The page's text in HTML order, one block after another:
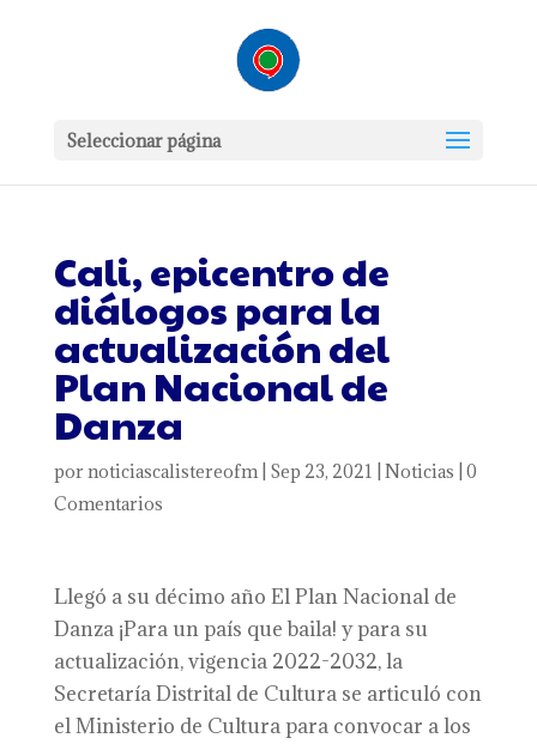
Seleccionar página
Cali, epicentro de
diálogos para la
actualización del
Plan Nacional de
Danza
por noticiascalistereofm| Sep 23, 2021 Noticias 0
Comentarios
Llegó a su décimo año El Plan Nacional de
Danza ¡Para un país que baila! y para su
actualización, vigencia 2022-2032, la
Secretaría Distrital de Cultura se articuló con
el Ministerio de Cultura para convocar a los